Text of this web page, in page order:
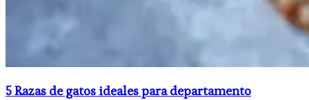
5 Razas de gatos ideales para departamento